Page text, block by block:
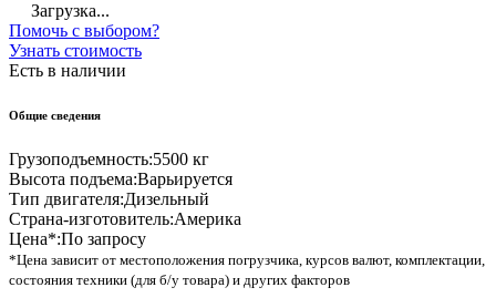
Загрузка...
Помочь с выбором?
Узнать стоимость
Есть в наличии
Общие сведения
Грузоподъемность:5500 кг
Высота подъема:Варьируется
Тип двигателя:Дизельный
Страна-изготовитель:Америка
Цена*:По запросу
*Цена зависит от местоположения погрузчика, курсов валют, комплектации,
состояния техники (для б/у товара) и других факторов